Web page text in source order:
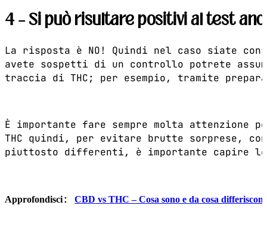
4 – Si può risultare positivi al test
La risposta è NO! Quindi nel caso siate
avete sospetti di un controllo potrete
traccia di THC; per esempio, tramite
È importante fare sempre molta attenzione
THC quindi, per evitare brutte sorprese,
piuttosto differenti, è importante capire
Approfondisci: CBD vs THC – Cosa sono e da cosa